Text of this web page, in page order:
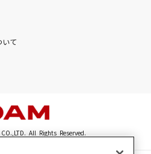
て
All Rights Reserved.